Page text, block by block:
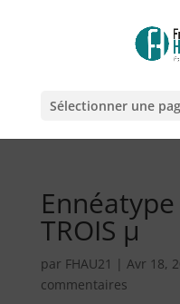
Sélectionner une
TROIS µ
par FHAU21 | Avr 18,
commentaires